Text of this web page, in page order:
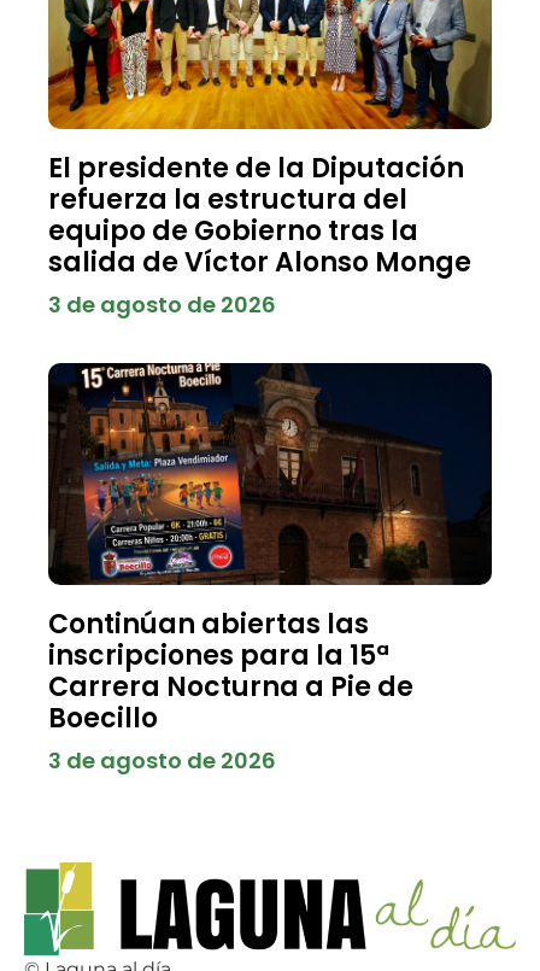
El presidente de la Diputación
refuerza la estructura del
equipo de Gobierno tras la
salida de Víctor Alonso Monge
3 de agosto de 2026
Continúan abiertas las
inscripciones para la 15ª
Carrera Nocturna a Pie de
Boecillo
3 de agosto de 2026